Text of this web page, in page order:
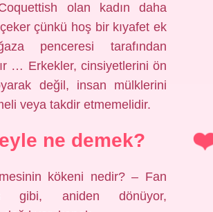
olan kadın daha
çeker çünkü hoş bir kıyafet ek
penceresi tarafından
… Erkekler, cinsiyetlerini ön
değil, insan mülklerini
veya takdir etmemelidir.
ne demek?
kökeni nedir? – Fan
gibi, aniden dönüyor,